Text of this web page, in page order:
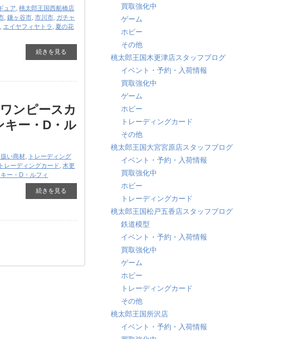
ュア, 桃太郎王国西船橋店
, 鎌ヶ谷市, 市川市, ガチャ
, エイヤフィヤトラ , 夏の花
続きを見る
ンピースカ
ー・D・ル
い商材, トレーディング
トレーディングカード, 木更
ー・D・ルフィ
続きを見る
買取強化中
ゲーム
ホビー
その他
桃太郎王国木更津店スタッフブログ
イベント・予約・入荷情報
買取強化中
ゲーム
ホビー
トレーディングカード
その他
桃太郎王国大宮宮原店スタッフブログ
イベント・予約・入荷情報
買取強化中
ホビー
トレーディングカード
桃太郎王国松戸五香店スタッフブログ
鉄道模型
イベント・予約・入荷情報
買取強化中
ゲーム
ホビー
トレーディングカード
その他
桃太郎王国所沢店
イベント・予約・入荷情報